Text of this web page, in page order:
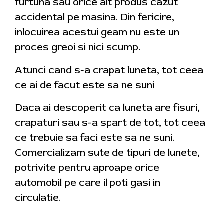
accidental pe masina. Din fericire,
inlocuirea acestui geam nu este un
proces greoi si nici scump.
Atunci cand s-a crapat luneta, tot ceea
ce ai de facut este sa ne suni
Daca ai descoperit ca luneta are fisuri,
crapaturi sau s-a spart de tot, tot ceea
ce trebuie sa faci este sa ne suni.
Comercializam sute de tipuri de lunete,
potrivite pentru aproape orice
automobil pe care il poti gasi in
circulatie.